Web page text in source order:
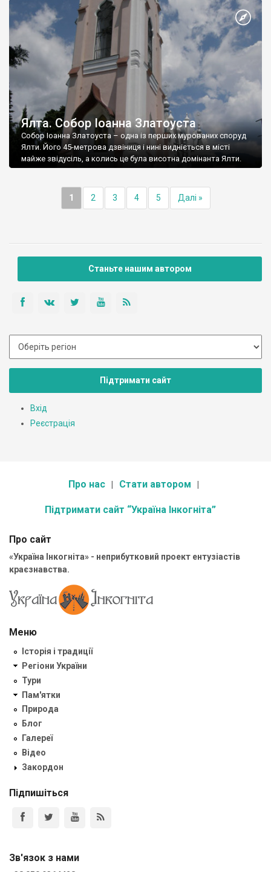
Ялта. Собор Іоанна Златоуста
Собор Іоанна Златоуста – одна із перших мурованих споруд
Ялти. Його 45-метрова дзвіниця і нині видніється в місті
майже звідусіль, а колись це була висотна домінанта Ялти.
1 2 3 4 5 Далі »
Станьте нашим автором
Підтримати сайт
Вхід
Реєстрація
Про нас Стати автором
Підтримати сайт “Україна Інкогніта”
Про сайт
«Україна Інкогніта» - неприбутковий проект ентузіастів
краєзнавства.
Меню
Історія і традиції
Регіони України
Тури
Пам'ятки
Природа
Блог
Галереї
Відео
Закордон
Підпишіться
Зв'язок з нами